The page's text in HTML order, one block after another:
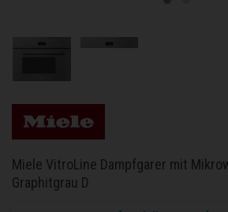
Miele VitroLine Dampfgarer mit
Graphitgrau D